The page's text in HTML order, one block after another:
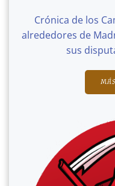
Crónica de los
alrededores de
sus